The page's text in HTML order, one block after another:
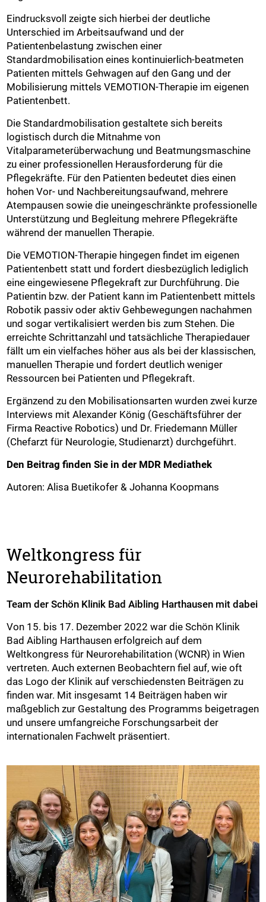
Eindrucksvoll zeigte sich hierbei der deutliche
Unterschied im Arbeitsaufwand und der
Patientenbelastung zwischen einer
Standardmobilisation eines kontinuierlich-beatmeten
Patienten mittels Gehwagen auf den Gang und der
Mobilisierung mittels VEMOTION-Therapie im eigenen
Patientenbett.
Die Standardmobilisation gestaltete sich bereits
logistisch durch die Mitnahme von
Vitalparameterüberwachung und Beatmungsmaschine
zu einer professionellen Herausforderung für die
Pflegekräfte. Für den Patienten bedeutet dies einen
hohen Vor- und Nachbereitungsaufwand, mehrere
Atempausen sowie die uneingeschränkte professionelle
Unterstützung und Begleitung mehrere Pflegekräfte
während der manuellen Therapie.
Die VEMOTION-Therapie hingegen findet im eigenen
Patientenbett statt und fordert diesbezüglich lediglich
eine eingewiesene Pflegekraft zur Durchführung. Die
Patientin bzw. der Patient kann im Patientenbett mittels
Robotik passiv oder aktiv Gehbewegungen nachahmen
und sogar vertikalisiert werden bis zum Stehen. Die
erreichte Schrittanzahl und tatsächliche Therapiedauer
fällt um ein vielfaches höher aus als bei der klassischen,
manuellen Therapie und fordert deutlich weniger
Ressourcen bei Patienten und Pflegekraft.
Ergänzend zu den Mobilisationsarten wurden zwei kurze
Interviews mit Alexander König (Geschäftsführer der
Firma Reactive Robotics) und Dr. Friedemann Müller
(Chefarzt für Neurologie, Studienarzt) durchgeführt.
Den Beitrag finden Sie in der MDR Mediathek
Autoren: Alisa Buetikofer & Johanna Koopmans
Weltkongress für
Neurorehabilitation
Team der Schön Klinik Bad Aibling Harthausen mit dabei
Von 15. bis 17. Dezember 2022 war die Schön Klinik
Bad Aibling Harthausen erfolgreich auf dem
Weltkongress für Neurorehabilitation (WCNR) in Wien
vertreten. Auch externen Beobachtern fiel auf, wie oft
das Logo der Klinik auf verschiedensten Beiträgen zu
finden war. Mit insgesamt 14 Beiträgen haben wir
maßgeblich zur Gestaltung des Programms beigetragen
und unsere umfangreiche Forschungsarbeit der
internationalen Fachwelt präsentiert.